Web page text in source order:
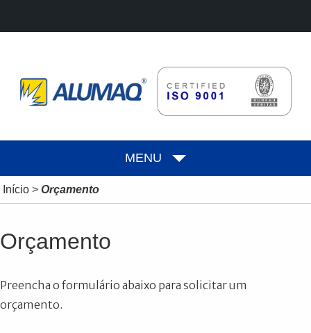
MENU
Início> Orçamento
Orçamento
Preencha o formulário abaixo para solicitar um
orçamento.